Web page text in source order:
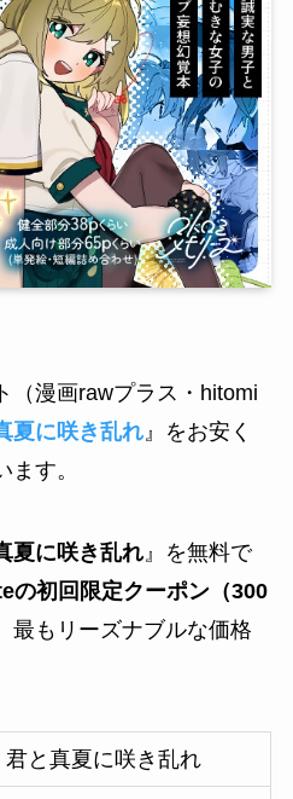
（漫画rawプラス・hitomi
夏に咲き乱れ』をお安く
す。
夏に咲き乱れ』を無料で
の初回限定クーポン（300
最もリーズナブルな価格
君と真夏に咲き乱れ